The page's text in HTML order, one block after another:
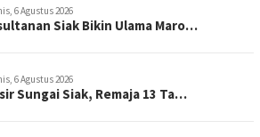
6 Agustus 2026
Siak Bikin Ulama Maro…
6 Agustus 2026
Sungai Siak, Remaja 13 Ta…